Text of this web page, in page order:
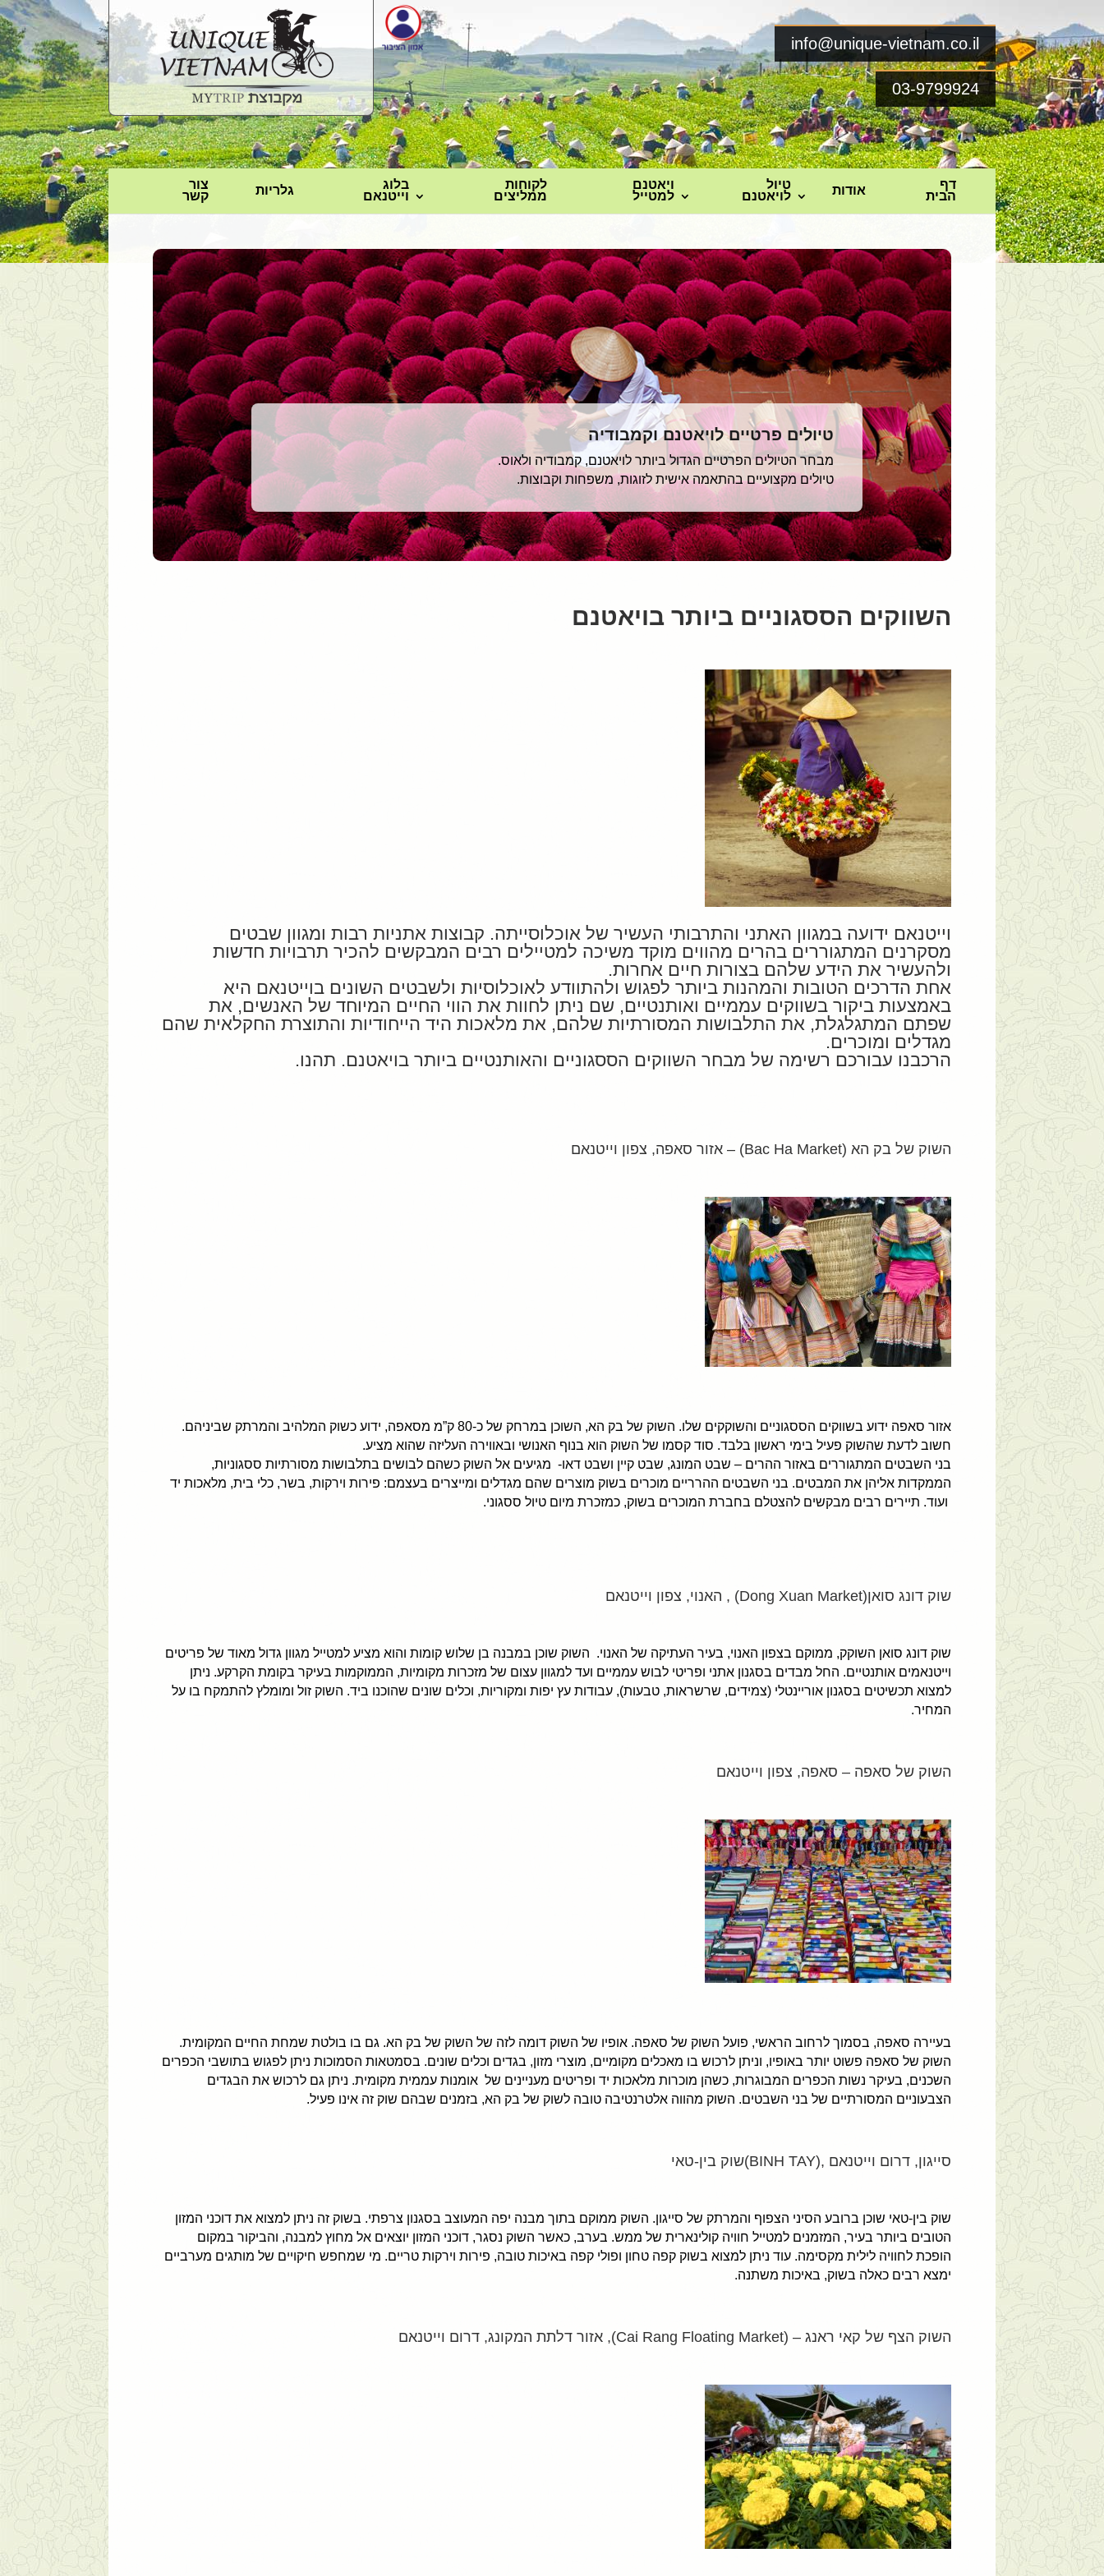
info@unique-vietnam.co.il
03-9799924
דף
הבית
אודות
טיול
לויאטנם
ויאטנם
למטייל
לקוחות
ממליצים
בלוג
וייטנאם
גלריות
צור
קשר
טיולים פרטיים לויאטנם וקמבודיה
מבחר הטיולים הפרטיים הגדול ביותר לויאטנם, קמבודיה ולאוס.
טיולים מקצועיים בהתאמה אישית לזוגות, משפחות וקבוצות.
השווקים הססגוניים ביותר בויאטנם
וייטנאם ידועה במגוון האתני והתרבותי העשיר של אוכלוסייתה. קבוצות אתניות רבות ומגוון שבטים
מסקרנים המתגוררים בהרים מהווים מוקד משיכה למטיילים רבים המבקשים להכיר תרבויות חדשות
ולהעשיר את הידע שלהם בצורות חיים אחרות.
אחת הדרכים הטובות והמהנות ביותר לפגוש ולהתוודע לאוכלוסיות ולשבטים השונים בוייטנאם היא
באמצעות ביקור בשווקים עממיים ואותנטיים, שם ניתן לחוות את הווי החיים המיוחד של האנשים, את
שפתם המתגלגלת, את התלבושות המסורתיות שלהם, את מלאכות היד הייחודיות והתוצרת החקלאית שהם
מגדלים ומוכרים.
הרכבנו עבורכם רשימה של מבחר השווקים הססגוניים והאותנטיים ביותר בויאטנם. תהנו.
השוק של בק הא (Bac Ha Market) – אזור סאפה, צפון וייטנאם
אזור סאפה ידוע בשווקים הססגוניים והשוקקים שלו. השוק של בק הא, השוכן במרחק של כ-80 ק”מ מסאפה, ידוע כשוק המלהיב והמרתק שביניהם.
חשוב לדעת שהשוק פעיל בימי ראשון בלבד. סוד קסמו של השוק הוא בנוף האנושי ובאווירה העליזה שהוא מציע.
בני השבטים המתגוררים באזור ההרים – שבט המונג, שבט קיין ושבט דאו- מגיעים אל השוק כשהם לבושים בתלבושות מסורתיות ססגוניות,
הממקדות אליהן את המבטים. בני השבטים ההרריים מוכרים בשוק מוצרים שהם מגדלים ומייצרים בעצמם: פירות וירקות, בשר, כלי בית, מלאכות יד
ועוד. תיירים רבים מבקשים להצטלם בחברת המוכרים בשוק, כמזכרת מיום טיול ססגוני.
שוק דונג סואן(Dong Xuan Market) , האנוי, צפון וייטנאם
שוק דונג סואן השוקק, ממוקם בצפון האנוי, בעיר העתיקה של האנוי. השוק שוכן במבנה בן שלוש קומות והוא מציע למטייל מגוון גדול מאוד של פריטים
וייטנאמים אותנטיים. החל מבדים בסגנון אתני ופריטי לבוש עממיים ועד למגוון עצום של מזכרות מקומיות, הממוקמות בעיקר בקומת הקרקע. ניתן
למצוא תכשיטים בסגנון אוריינטלי (צמידים, שרשראות, טבעות), עבודות עץ יפות ומקוריות, וכלים שונים שהוכנו ביד. השוק זול ומומלץ להתמקח בו על
המחיר.
השוק של סאפה – סאפה, צפון וייטנאם
בעיירה סאפה, בסמוך לרחוב הראשי, פועל השוק של סאפה. אופיו של השוק דומה לזה של השוק של בק הא. גם בו בולטת שמחת החיים המקומית.
השוק של סאפה פשוט יותר באופיו, וניתן לרכוש בו מאכלים מקומיים, מוצרי מזון, בגדים וכלים שונים. בסמטאות הסמוכות ניתן לפגוש בתושבי הכפרים
השכנים, בעיקר נשות הכפרים המבוגרות, כשהן מוכרות מלאכות יד ופריטים מעניינים של אומנות עממית מקומית. ניתן גם לרכוש את הבגדים
הצבעוניים המסורתיים של בני השבטים. השוק מהווה אלטרנטיבה טובה לשוק של בק הא, בזמנים שבהם שוק זה אינו פעיל.
סייגון, דרום וייטנאם ,(BINH TAY)שוק בין-טאי
שוק בין-טאי שוכן ברובע הסיני הצפוף והמרתק של סייגון. השוק ממוקם בתוך מבנה יפה המעוצב בסגנון צרפתי. בשוק זה ניתן למצוא את דוכני המזון
הטובים ביותר בעיר, המזמנים למטייל חוויה קולינארית של ממש. בערב, כאשר השוק נסגר, דוכני המזון יוצאים אל מחוץ למבנה, והביקור במקום
הופכת לחוויה לילית מקסימה. עוד ניתן למצוא בשוק קפה טחון ופולי קפה באיכות טובה, פירות וירקות טריים. מי שמחפש חיקויים של מותגים מערביים
ימצא רבים כאלה בשוק, באיכות משתנה.
השוק הצף של קאי ראנג – (Cai Rang Floating Market), אזור דלתת המקונג, דרום וייטנאם